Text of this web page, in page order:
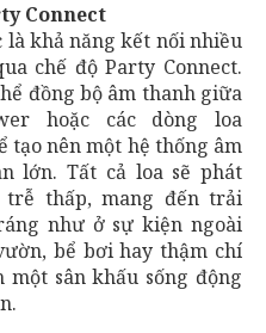
Connect
khả năng kết nối nhiều
chế độ Party Connect.
đồng bộ âm thanh giữa
hoặc các dòng loa
tạo nên một hệ thống âm
lớn. Tất cả loa sẽ phát
thấp, mang đến trải
như ở sự kiện ngoài
bể bơi hay thậm chí
một sân khấu sống động